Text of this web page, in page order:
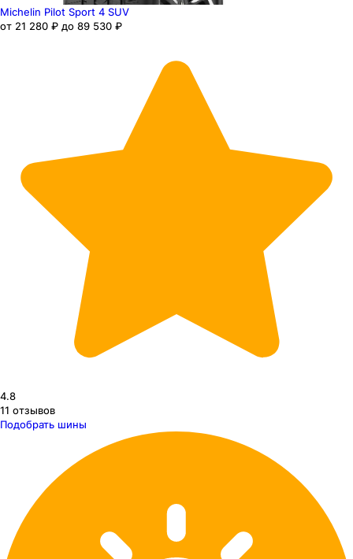
Michelin Pilot Sport 4 SUV
от 21 280 ₽ до 89 530 ₽
4.8
11 отзывов
Подобрать шины